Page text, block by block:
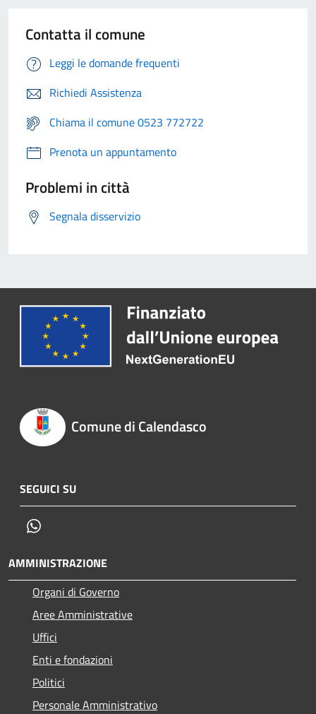
Contatta il comune
Leggi le domande frequenti
Richiedi Assistenza
Chiama il comune 0523 772722
Prenota un appuntamento
Problemi in città
Segnala disservizio
Comune di Calendasco
SEGUICI SU
AMMINISTRAZIONE
Organi di Governo
Aree Amministrative
Uffici
Enti e fondazioni
Politici
Personale Amministrativo